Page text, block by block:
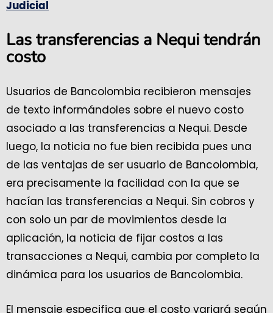
Judicial
Las transferencias a Nequi tendrán
costo
Usuarios de Bancolombia recibieron mensajes
de texto informándoles sobre el nuevo costo
asociado a las transferencias a Nequi. Desde
luego, la noticia no fue bien recibida pues una
de las ventajas de ser usuario de Bancolombia,
era precisamente la facilidad con la que se
hacían las transferencias a Nequi. Sin cobros y
con solo un par de movimientos desde la
aplicación, la noticia de fijar costos a las
transacciones a Nequi, cambia por completo la
dinámica para los usuarios de Bancolombia.
El mensaje especifica que el costo variará según